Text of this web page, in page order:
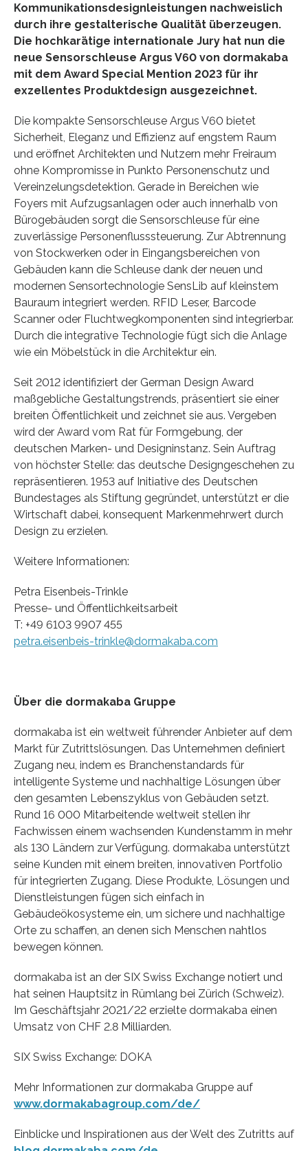
Kommunikationsdesignleistungen nachweislich
durch ihre gestalterische Qualität überzeugen.
Die hochkarätige internationale Jury hat nun die
neue Sensorschleuse Argus V60 von dormakaba
mit dem Award Special Mention 2023 für ihr
exzellentes Produktdesign ausgezeichnet.
Die kompakte Sensorschleuse Argus V60 bietet
Sicherheit, Eleganz und Effizienz auf engstem Raum
und eröffnet Architekten und Nutzern mehr Freiraum
ohne Kompromisse in Punkto Personenschutz und
Vereinzelungsdetektion. Gerade in Bereichen wie
Foyers mit Aufzugsanlagen oder auch innerhalb von
Bürogebäuden sorgt die Sensorschleuse für eine
zuverlässige Personenflusssteuerung. Zur Abtrennung
von Stockwerken oder in Eingangsbereichen von
Gebäuden kann die Schleuse dank der neuen und
modernen Sensortechnologie SensLib auf kleinstem
Bauraum integriert werden. RFID Leser, Barcode
Scanner oder Fluchtwegkomponenten sind integrierbar.
Durch die integrative Technologie fügt sich die Anlage
wie ein Möbelstück in die Architektur ein.
Seit 2012 identifiziert der German Design Award
maßgebliche Gestaltungstrends, präsentiert sie einer
breiten Öffentlichkeit und zeichnet sie aus. Vergeben
wird der Award vom Rat für Formgebung, der
deutschen Marken- und Designinstanz. Sein Auftrag
von höchster Stelle: das deutsche Designgeschehen zu
repräsentieren. 1953 auf Initiative des Deutschen
Bundestages als Stiftung gegründet, unterstützt er die
Wirtschaft dabei, konsequent Markenmehrwert durch
Design zu erzielen.
Weitere Informationen:
Petra Eisenbeis-Trinkle
Presse- und Öffentlichkeitsarbeit
T: +49 6103 9907 455
petra.eisenbeis-trinkle@dormakaba.com
Über die dormakaba Gruppe
dormakaba ist ein weltweit führender Anbieter auf dem
Markt für Zutrittslösungen. Das Unternehmen definiert
Zugang neu, indem es Branchenstandards für
intelligente Systeme und nachhaltige Lösungen über
den gesamten Lebenszyklus von Gebäuden setzt.
Rund 16 000 Mitarbeitende weltweit stellen ihr
Fachwissen einem wachsenden Kundenstamm in mehr
als 130 Ländern zur Verfügung. dormakaba unterstützt
seine Kunden mit einem breiten, innovativen Portfolio
für integrierten Zugang. Diese Produkte, Lösungen und
Dienstleistungen fügen sich einfach in
Gebäudeökosysteme ein, um sichere und nachhaltige
Orte zu schaffen, an denen sich Menschen nahtlos
bewegen können.
dormakaba ist an der SIX Swiss Exchange notiert und
hat seinen Hauptsitz in Rümlang bei Zürich (Schweiz).
Im Geschäftsjahr 2021/22 erzielte dormakaba einen
Umsatz von CHF 2.8 Milliarden.
SIX Swiss Exchange: DOKA
Mehr Informationen zur dormakaba Gruppe auf
www.dormakabagroup.com/de/
Einblicke und Inspirationen aus der Welt des Zutritts auf